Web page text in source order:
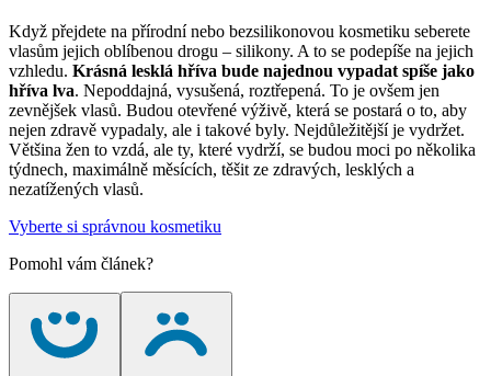
Když přejdete na přírodní nebo bezsilikonovou kosmetiku seberete
vlasům jejich oblíbenou drogu – silikony. A to se podepíše na jejich
vzhledu. Krásná lesklá hříva bude najednou vypadat spíše jako
hříva lva. Nepoddajná, vysušená, roztřepená. To je ovšem jen
zevnějšek vlasů. Budou otevřené výživě, která se postará o to, aby
nejen zdravě vypadaly, ale i takové byly. Nejdůležitější je vydržet.
Většina žen to vzdá, ale ty, které vydrží, se budou moci po několika
týdnech, maximálně měsících, těšit ze zdravých, lesklých a
nezatížených vlasů.
Vyberte si správnou kosmetiku
Pomohl vám článek?